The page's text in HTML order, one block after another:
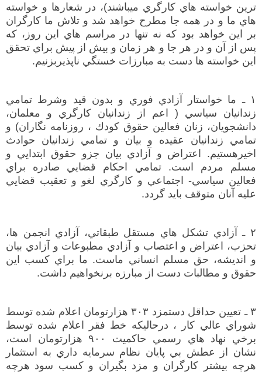
ترين خواسته هاي كارگري ميباشند)، در شعارها و خواسته
هاي ما و در همه جا مطرح خواهد شد و تلاش ما كارگران
بر اين خواهد بود كه نه تنها در مراسم هاي اين روز، كه
پس از آن و در هر جا و هر زمان و بيش از پيش براي تحقق
اين خواسته ها دست به مبارزات خستگي ناپذيربزنيم.
۱ ـ ما خواستار آزادي فوري و بدون قيد وشرط تمامي
زندانيان سياسي ( اعم از زندانيان كارگري و معلمان،
دانشجويان، زنان فعالين حقوق كودك ، روزنامه نگاران) و
تمامي زندانيان عقيده و بيان و تمامي زندانيان حوادث
اخيرهستيم. اعتراض و آزادي بيان جزو حقوق ابتدايي و
مسلم مردم است. تمامي احكام قضايي صادره براي
فعالين سياسي- اجتماعي و كارگري لغو و تعقيب قضايي
عليه آنان متوقف بايد گردد.
۲ ـ آزادي تشكل هاي مستقل طبقاتي، آزادي انجمن ها،
تحزب، اعتراض و اعتصاب و آزادي مطبوعات و آزادي بيان
و انديشه، حق مسلم انساني ماست. ما براي كسب اين
حقوق و مطالبات دست از مبارزه برنخواهيم داشت.
۳ ـ تعيين حداقل دستمزد ۳۰۳ هزارتومان اعلام شده توسط
شوراي عالي كار ، درحاليكه خط فقر اعلام شده توسط
برخي نهاد هاي رسمي حاكميت ۹۰۰ هزارتومان است،
نشان از عطش بي پايان نظام سرمايه داري به استثمار
هرچه بيشتر كارگران و مزد بگيران و كسب سود هرچه